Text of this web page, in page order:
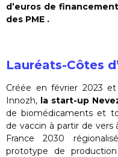
d’euros de
des PME .
Lauréats-Côtes
Créée en février 2023
Innozh, la start-up
de biomédicaments et
de vaccin à partir de
France 2030
prototype de